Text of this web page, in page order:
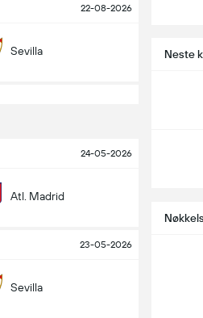
22-08-2026
Sevilla
24-05-2026
Atl. Madrid
23-05-2026
Sevilla
Neste